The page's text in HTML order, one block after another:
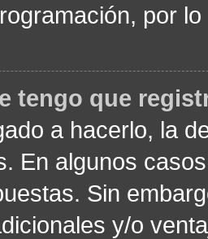
por
tengo que
a hacerlo, la
En algunos
Sin
y/o